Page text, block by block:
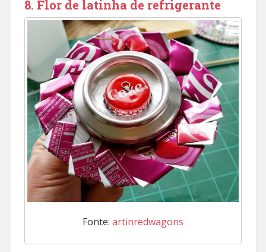
8. Flor de latinha de refrigerante
Fonte: artinredwagons